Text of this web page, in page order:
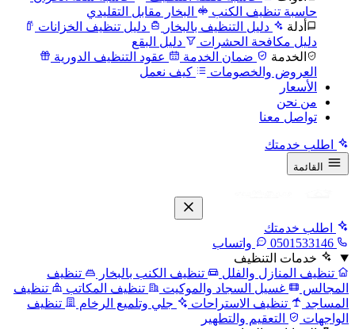
حاسبة تنظيف الكنب
البخار مقابل التقليدي
أدلة
دليل التنظيف بالبخار
دليل تنظيف الخزانات
دليل مكافحة الحشرات
دليل البقع
الخدمة
ضمان الخدمة
عقود التنظيف الدورية
العروض والخصومات
كيف نعمل
الأسعار
من نحن
تواصل معنا
اطلب خدمتك
القائمة
اطلب خدمتك
0501533146
واتساب
خدمات التنظيف
تنظيف المنازل والفلل
تنظيف الكنب بالبخار
تنظيف
المجالس
غسيل السجاد والموكيت تنظيف المكاتب
تنظيف
المساجد
تنظيف الاستراحات جلي وتلميع الرخام
تنظيف
الواجهات
التعقيم والتطهير